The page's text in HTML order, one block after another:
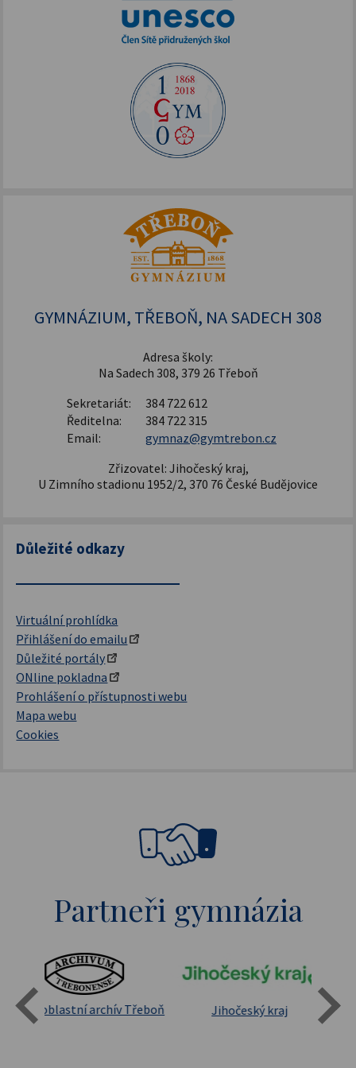
GYMNÁZIUM, TŘEBOŇ, NA SADECH 308
Adresa školy:
Na Sadech 308, 379 26 Třeboň
Sekretariát:
384 722 612
Ředitelna:
384 722 315
Email:
gymnaz@gymtrebon.cz
Zřizovatel: Jihočeský kraj,
U Zimního stadionu 1952/2, 370 76 České Budějovice
Důležité odkazy
Virtuální prohlídka
Přihlášení do emailu
Důležité portály
ONline pokladna
Prohlášení o přístupnosti webu
Mapa webu
Cookies
Partneři gymnázia
Státní oblastní archív Třeboň Jihočeský kraj